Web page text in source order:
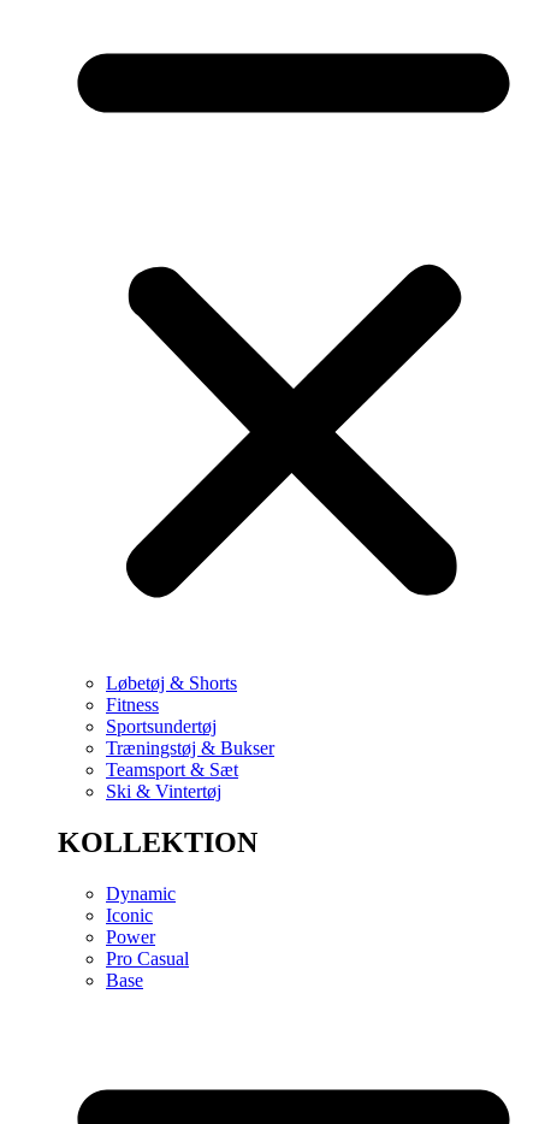
Løbetøj & Shorts
Fitness
Sportsundertøj
Træningstøj & Bukser
Teamsport & Sæt
Ski & Vintertøj
KOLLEKTION
Dynamic
Iconic
Power
Pro Casual
Base